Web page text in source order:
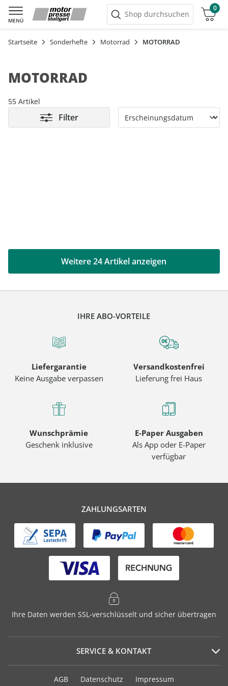
MENÜ
Shop durchsuchen
0
Warenkorb
Startseite Sonderhefte Motorrad MOTORRAD
MOTORRAD
55 Artikel
Filter
Weitere 24 Artikel anzeigen
IHRE ABO-VORTEILE
Liefergarantie
Keine Ausgabe verpassen
Versandkostenfrei
Lieferung frei Haus
Wunschprämie
Geschenk inklusive
E-Paper Ausgaben
Als App oder E-Paper
verfügbar
ZAHLUNGSARTEN
Ihre Daten werden SSL-verschlüsselt und sicher übertragen
SERVICE & KONTAKT
Serviceportal
AGB Datenschutz Impressum